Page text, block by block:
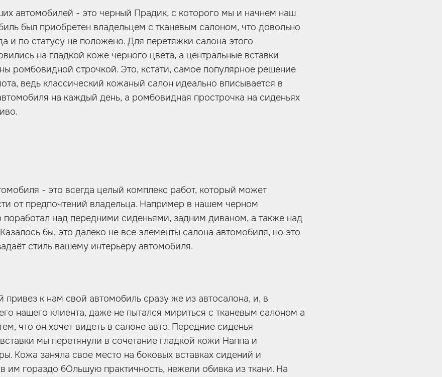
автомобилей - это черный Прадик, с которого мы и начнем наш
был приобретен владельцем с тканевым салоном, что довольно
и по статусу не положено. Для перетяжки салона этого
на гладкой коже черного цвета, а центральные вставки
ромбовидной строчкой. Это, кстати, самое популярное решение
ведь классический кожаный салон идеально вписывается в
на каждый день, а ромбовидная прострочка на сиденьях
- это всегда целый комплекс работ, который может
от предпочтений владельца. Например в нашем черном
над передними сиденьями, задним диваном, а также над
бы, это далеко не все элементы салона автомобиля, но это
стиль вашему интерьеру автомобиля.
к нам свой автомобиль сразу же из автосалона, и, в
нашего клиента, даже не пытался мириться с тканевым салоном а
что он хочет видеть в салоне авто. Передние сиденья
мы перетянули в сочетание гладкой кожи Наппа и
Кожа заняла свое место на боковых вставках сидений и
им гораздо бОльшую практичность, нежели обивка из ткани. На